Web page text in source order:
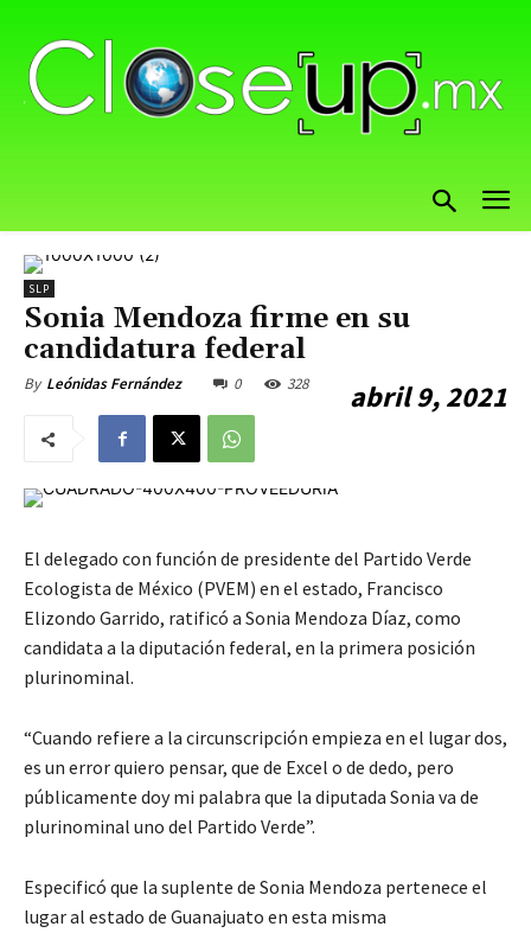
SLP
Sonia Mendoza firme en su
candidatura federal
By Leónidas Fernández abril 9, 2021
0 328
El delegado con función de presidente del Partido Verde
Ecologista de México (PVEM) en el estado, Francisco
Elizondo Garrido, ratificó a Sonia Mendoza Díaz, como
candidata a la diputación federal, en la primera posición
plurinominal.
“Cuando refiere a la circunscripción empieza en el lugar dos,
es un error quiero pensar, que de Excel o de dedo, pero
públicamente doy mi palabra que la diputada Sonia va de
plurinominal uno del Partido Verde”.
Especificó que la suplente de Sonia Mendoza pertenece el
lugar al estado de Guanajuato en esta misma